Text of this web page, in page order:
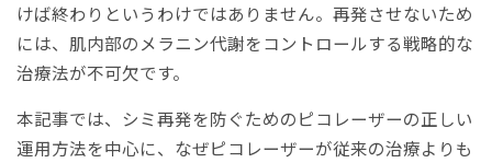
けば終わりというわけではありません。再発させないため
には、肌内部のメラニン代謝をコントロールする戦略的な
治療法が不可欠です。
本記事では、シミ再発を防ぐためのピコレーザーの正しい
運用方法を中心に、なぜピコレーザーが従来の治療よりも